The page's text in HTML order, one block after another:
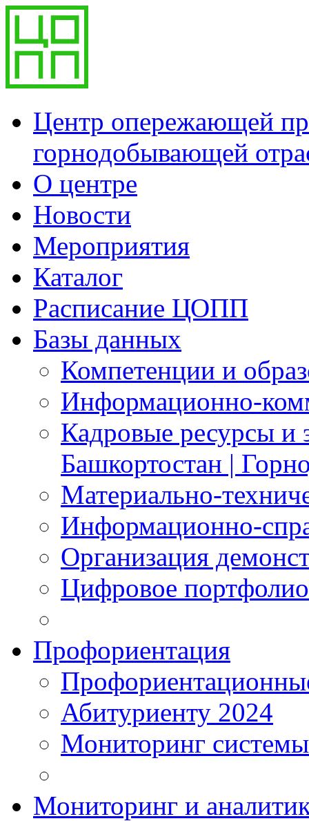
Центр опережающей
горнодобывающей
О центре
Новости
Мероприятия
Каталог
Расписание ЦОПП
Базы данных
Компетенции и
Информационно-
Кадровые ресурсы и
Башкортостан |
Материально-
Информационно-
Организация
Цифровое портфолио
Профориентация
Абитуриенту 2024
Мониторинг
Мониторинг и